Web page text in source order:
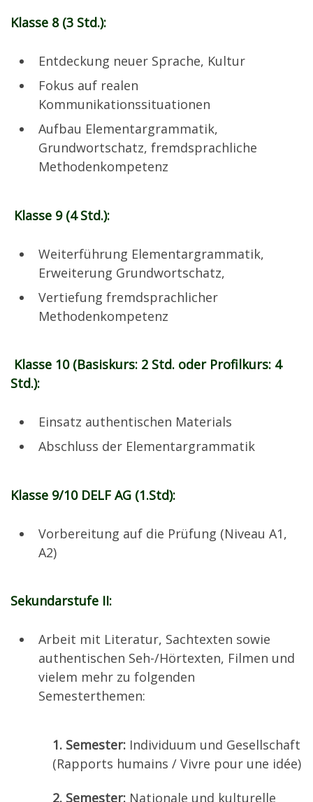
Klasse 8 (3 Std.):
Entdeckung neuer Sprache, Kultur
Fokus auf realen
Kommunikationssituationen
Aufbau Elementargrammatik,
Grundwortschatz, fremdsprachliche
Methodenkompetenz
Klasse 9 (4 Std.):
Weiterführung Elementargrammatik,
Erweiterung Grundwortschatz,
Vertiefung fremdsprachlicher
Methodenkompetenz
Klasse 10 (Basiskurs: 2 Std. oder Profilkurs: 4
Std.):
Einsatz authentischen Materials
Abschluss der Elementargrammatik
Klasse 9/10 DELF AG (1.Std):
Vorbereitung auf die Prüfung (Niveau A1,
A2)
Sekundarstufe II:
Arbeit mit Literatur, Sachtexten sowie
authentischen Seh-/Hörtexten, Filmen und
vielem mehr zu folgenden
Semesterthemen:
1. Semester: Individuum und Gesellschaft
(Rapports humains / Vivre pour une idée)
2. Semester: Nationale und kulturelle